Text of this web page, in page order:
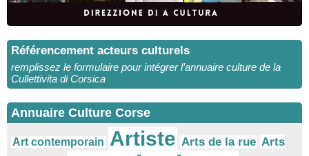
Référencement acteurs culturels
remplissez le formulaire pour intégrer l’annuaire culture de la
Cullettivita di Corsica
Annuaire Culture Corse
Art contemporain Artiste Arts de la rue Arts